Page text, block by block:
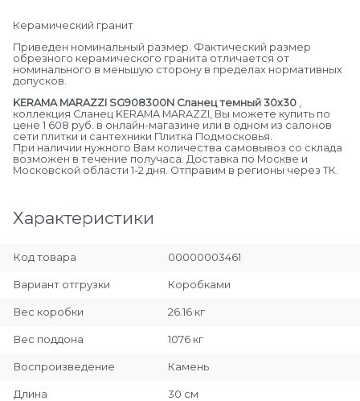
Керамический гранит
Приведен номинальный размер. Фактический размер
обрезного керамического гранита отличается от
номинального в меньшую сторону в пределах нормативных
допусков.
KERAMA MARAZZI SG908300N Сланец темный 30х30
коллекция Сланец KERAMA MARAZZI, Вы можете купить по
цене 1 608 руб. в онлайн-магазине или в одном из салонов
сети плитки и сантехники Плитка Подмосковья.
При наличии нужного Вам количества самовывоз со склада
возможен в течение получаса. Доставка по Москве и
Московской области 1-2 дня. Отправим в регионы через ТК.
Характеристики
Код товара 00000003461
Вариант отгрузки Коробками
Вес коробки 26.16 кг
Вес поддона 1076 кг
Воспроизведение Камень
Длина 30 см